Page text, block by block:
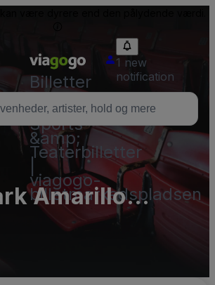
Billetter
-
Koncert-,
Sports-
&amp;
Teaterbilletter
viagogo-
billetmarkedspladsen
1 new
notification
Amarillo
16 and XD